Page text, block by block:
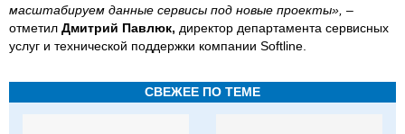
масштабируем данные сервисы под новые проекты», –
отметил Дмитрий Павлюк, директор департамента сервисных
услуг и технической поддержки компании Softline.
СВЕЖЕЕ ПО ТЕМЕ